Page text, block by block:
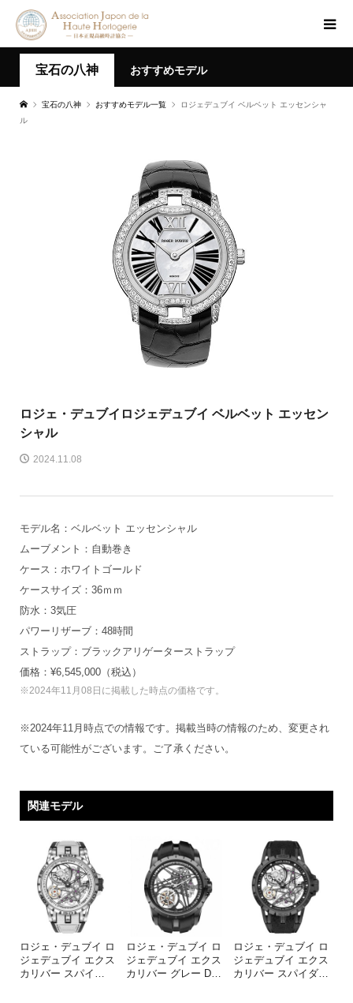
宝石の八神 おすすめモデル
宝石の八神 おすすめモデル一覧
ロジェデュブイ ベルベット エッセンシャ
ル
ロジェ・デュブイ ロジェデュブイ ベルベット エッセン
シャル
2024.11.08
モデル名：ベルベット エッセンシャル
ムーブメント：自動巻き
ケース：ホワイトゴールド
ケースサイズ：36ｍｍ
防水：3気圧
パワーリザーブ：48時間
ストラップ：ブラックアリゲーターストラップ
価格：¥6,545,000（税込）
※2024年11月08日に掲載した時点の価格です。
※2024年11月時点での情報です。掲載当時の情報のため、変更され
ている可能性がございます。ご了承ください。
関連モデル
ロジェ・デュブイ ロ
ジェデュブイ エクス
カリバー スパイ …
ロジェ・デュブイ ロ
ジェデュブイ エクス
カリバー グレー D…
ロジェ・デュブイ ロ
ジェデュブイ エクス
カリバー スパイダ…